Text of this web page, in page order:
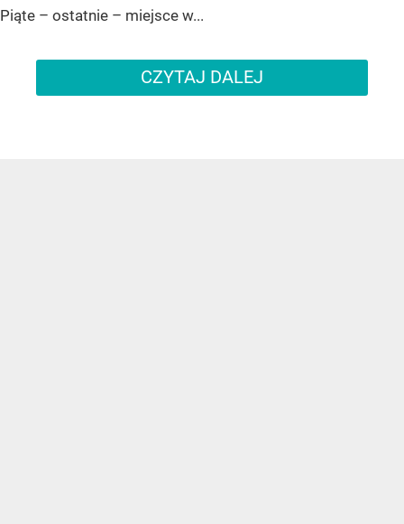
Piąte – ostatnie – miejsce w...
CZYTAJ DALEJ